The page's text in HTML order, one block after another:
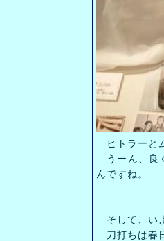
ヒトラーと
うーん、良
んですね。
そして、い
刀打ちは春